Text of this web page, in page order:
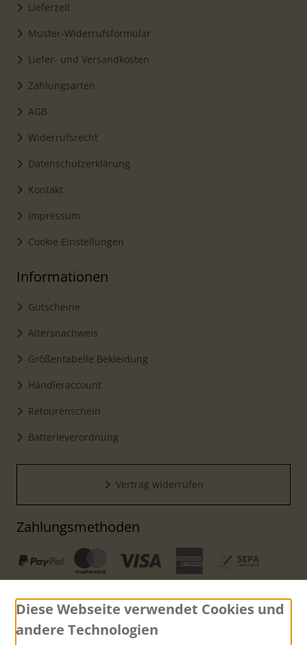
Lieferzeit
Muster-Widerrufsformular
Liefer- und Versandkosten
Zahlungsarten
AGB
Widerrufsrecht
Datenschutzerklärung
Kontakt
Impressum
Cookie Einstellungen
Informationen
Gutscheine
Altersnachweis
Größentabelle Bekleidung
Händleraccount
Retourenschein
Batterieverordnung
Vertrag widerrufen
Zahlungsmethoden
Versand
Diese Webseite verwendet Cookies und
andere Technologien